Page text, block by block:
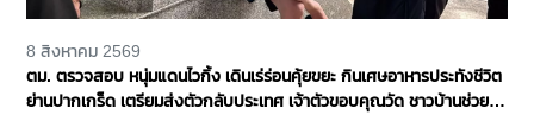
8 สิงหาคม 2569
ตม. ตรวจสอบ หนุ่มแดนไวกิ้ง เดินเร่ร่อนคุ้ยขยะ กินเศษอาหารประทังชีวิต
ย่านปากเกร็ด เตรียมส่งตัวกลับประเทศ เจ้าตัวขอบคุณวัด ชาวบ้านช่วย